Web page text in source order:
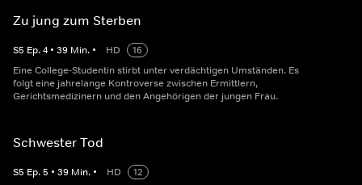
Zu jung zum Sterben
S5 Ep.4 • 39 Min. • HD
16
Eine College-Studentin stirbt unter verdächtigen Umständen. Es
folgt eine jahrelange Kontroverse zwischen Ermittlern,
Gerichtsmedizinern und den Angehörigen der jungen Frau.
Schwester Tod
S5 Ep.5 • 39 Min. • HD
12